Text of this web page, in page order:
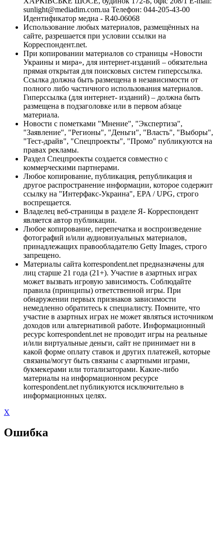
sunlight@mediadim.com.ua Телефон: 044-205-43-00
Идентификатор медиа - R40-06068
Использование любых материалов, размещённых на
сайте, разрешается при условии ссылки на
Корреспондент.net.
При копировании материалов со страницы «Новости
Украины и мира», для интернет-изданий – обязательна
прямая открытая для поисковых систем гиперссылка.
Ссылка должна быть размещена в независимости от
полного либо частичного использования материалов.
Гиперссылка (для интернет- изданий) – должна быть
размещена в подзаголовке или в первом абзаце
материала.
Новости с пометками "Мнение", "Экспертиза",
"Заявление", "Регионы", "Деньги", "Власть", "Выборы",
"Тест-драйв", "Спецпроекты", "Промо" публикуются на
правах рекламы.
Раздел Спецпроекты создается совместно с
коммерческими партнерами.
Любое копирование, публикация, републикация и
другое распространение информации, которое содержит
ссылку на "Интерфакс-Украина", EPA / UPG, строго
воспрещается.
Владелец веб-страницы в разделе Я- Корреспондент
является автор публикации.
Любое копирование, перепечатка и воспроизведение
фотографий и/или аудиовизуальных материалов,
принадлежащих правообладателю Getty Images, строго
запрещено.
Материалы сайта korrespondent.net предназначены для
лиц старше 21 года (21+). Участие в азартных играх
может вызвать игровую зависимость. Соблюдайте
правила (принципы) ответственной игры. При
обнаружении первых признаков зависимости
немедленно обратитесь к специалисту. Помните, что
участие в азартных играх не может являться источником
доходов или альтернативой работе. Информационный
ресурс korrespondent.net не проводит игры на реальные
и/или виртуальные деньги, сайт не принимает ни в
какой форме оплату ставок и других платежей, которые
связаны/могут быть связаны с азартными играми,
букмекерами или тотализаторами. Какие-либо
материалы на информационном ресурсе
korrespondent.net публикуются исключительно в
информационных целях.
X
Ошибка